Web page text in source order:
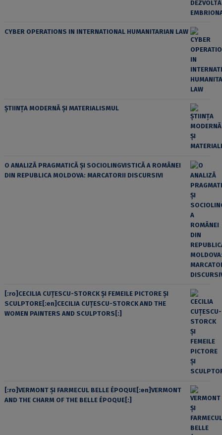
CYBER OPERATIONS IN INTERNATIONAL HUMANITARIAN LAW
ȘTIINȚA MODERNĂ ȘI MATERIALISMUL
O ANALIZĂ PRAGMATICĂ ȘI SOCIOLINGVISTICĂ A ROMÂNEI
DIN REPUBLICA MOLDOVA: MARCATORII DISCURSIVI
[:ro]CECILIA CUŢESCU-STORCK ŞI FEMEILE PICTORE ŞI
SCULPTORE[:en]CECILIA CUŢESCU-STORCK AND THE
WOMEN PAINTERS AND SCULPTORS[:]
[:ro]VERMONT ȘI FARMECUL BELLE ÉPOQUE[:en]VERMONT
AND THE CHARM OF THE BELLE ÉPOQUE[:]